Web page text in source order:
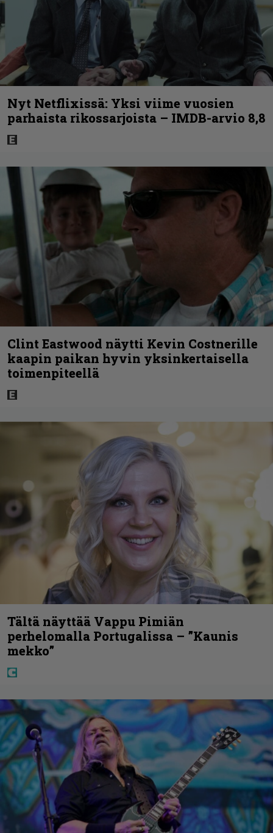
Nyt Netflixissä: Yksi viime vuosien
parhaista rikossarjoista – IMDB-arvio 8,8
Clint Eastwood näytti Kevin Costnerille
kaapin paikan hyvin yksinkertaisella
toimenpiteellä
Tältä näyttää Vappu Pimiän
perhelomalla Portugalissa – ”Kaunis
mekko”